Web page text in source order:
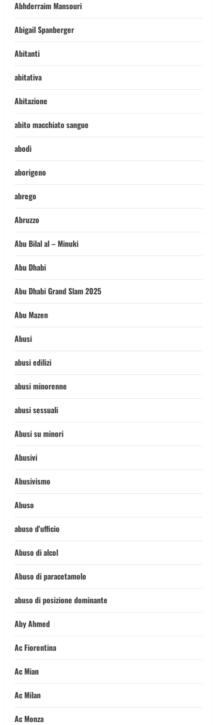
Abhderraim Mansouri
Abigail Spanberger
Abitanti
abitativa
Abitazione
abito macchiato sangue
abodi
aborigeno
abrego
Abruzzo
Abu Bilal al – Minuki
Abu Dhabi
Abu Dhabi Grand Slam 2025
Abu Mazen
Abusi
abusi edilizi
abusi minorenne
abusi sessuali
Abusi su minori
Abusivi
Abusivismo
Abuso
abuso d'ufficio
Abuso di alcol
Abuso di paracetamolo
abuso di posizione dominante
Aby Ahmed
Ac Fiorentina
Ac Mian
Ac Milan
Ac Monza